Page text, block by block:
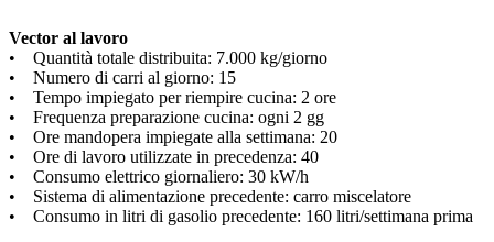
Vector al lavoro
• Quantità totale distribuita: 7.000 kg/giorno
• Numero di carri al giorno: 15
• Tempo impiegato per riempire cucina: 2 ore
• Frequenza preparazione cucina: ogni 2 gg
• Ore mandopera impiegate alla settimana: 20
• Ore di lavoro utilizzate in precedenza: 40
• Consumo elettrico giornaliero: 30 kW/h
• Sistema di alimentazione precedente: carro miscelatore
• Consumo in litri di gasolio precedente: 160 litri/settimana prima